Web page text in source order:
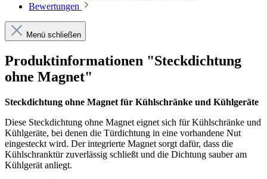
Bewertungen
Menü schließen
Produktinformationen "Steckdichtung
ohne Magnet"
Steckdichtung ohne Magnet für Kühlschränke und Kühlgeräte
Diese Steckdichtung ohne Magnet eignet sich für Kühlschränke und
Kühlgeräte, bei denen die Türdichtung in eine vorhandene Nut
eingesteckt wird. Der integrierte Magnet sorgt dafür, dass die
Kühlschranktür zuverlässig schließt und die Dichtung sauber am
Kühlgerät anliegt.